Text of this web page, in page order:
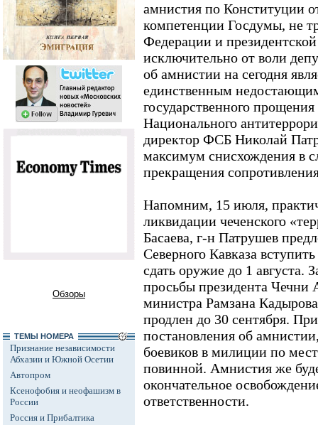
Обзоры
ТЕМЫ НОМЕРА
Признание независимости
Абхазии и Южной Осетии
Автопром
Ксенофобия и неофашизм в
России
Россия и Прибалтика
амнистия по Конституции
компетенции Госдумы, не
Федерации и
исключительно от воли
об амнистии на сегодня
единственным
государственного
Национального
директор ФСБ Николай
максимум снисхождения в
прекращения
Напомним, 15 июля,
ликвидации чеченского
Басаева, г-н Патрушев
Северного Кавказа
сдать оружие до 1 августа.
просьбы президента Чечни
министра Рамзана
продлен до 30 сентября.
постановления об
боевиков в милиции по
повинной. Амнистия же
окончательное
ответственности.